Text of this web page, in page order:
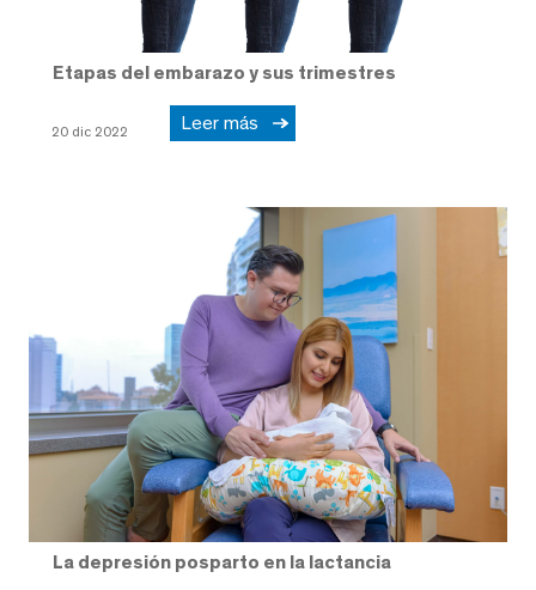
Etapas del embarazo y sus trimestres
20 dic 2022 Leer más
La depresión posparto en la lactancia